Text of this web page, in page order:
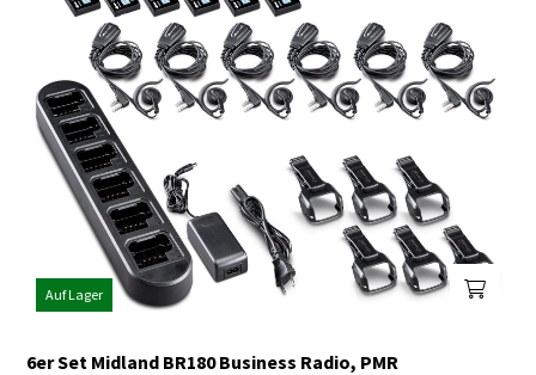
Auf Lager
6er Set Midland BR180 Business Radio, PMR